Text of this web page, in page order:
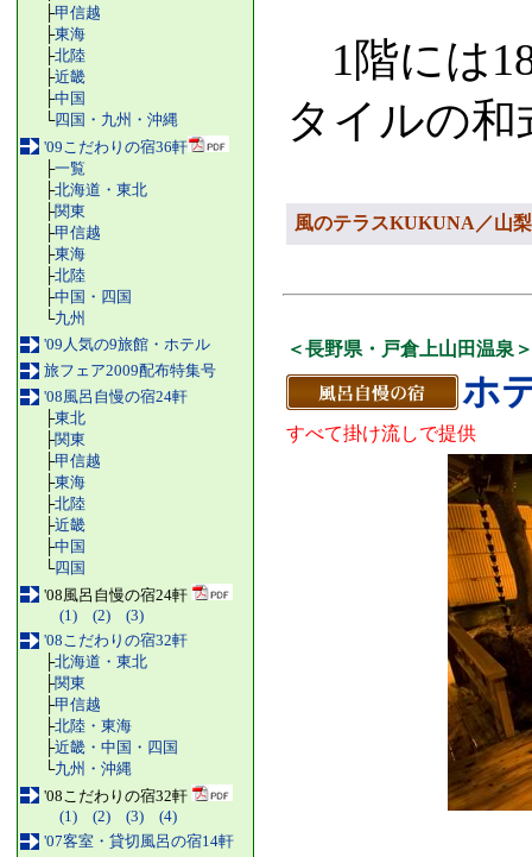
├甲信越
├東海
├北陸
├近畿
├中国
└四国・九州・沖縄
'09こだわりの宿36軒
├一覧
├北海道・東北
├関東
├甲信越
├東海
├北陸
├中国・四国
└九州
'09人気の9旅館・ホテル
旅フェア2009配布特集号
'08風呂自慢の宿24軒
├東北
├関東
├甲信越
├東海
├北陸
├近畿
├中国
└四国
'08風呂自慢の宿24軒
(1)
(2)
(3)
'08こだわりの宿32軒
├北海道・東北
├関東
├甲信越
├北陸・東海
├近畿・中国・四国
└九州・沖縄
'08こだわりの宿32軒
(1)
(2) (3)
(4)
'07客室・貸切風呂の宿14軒
1階には
タイルの
風のテラスKUKUNA／山
＜長野県・戸倉上山田温泉＞
ホ
すべて掛け流しで提供